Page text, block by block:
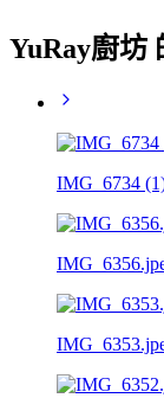
YuRay廚坊
IMG_6734